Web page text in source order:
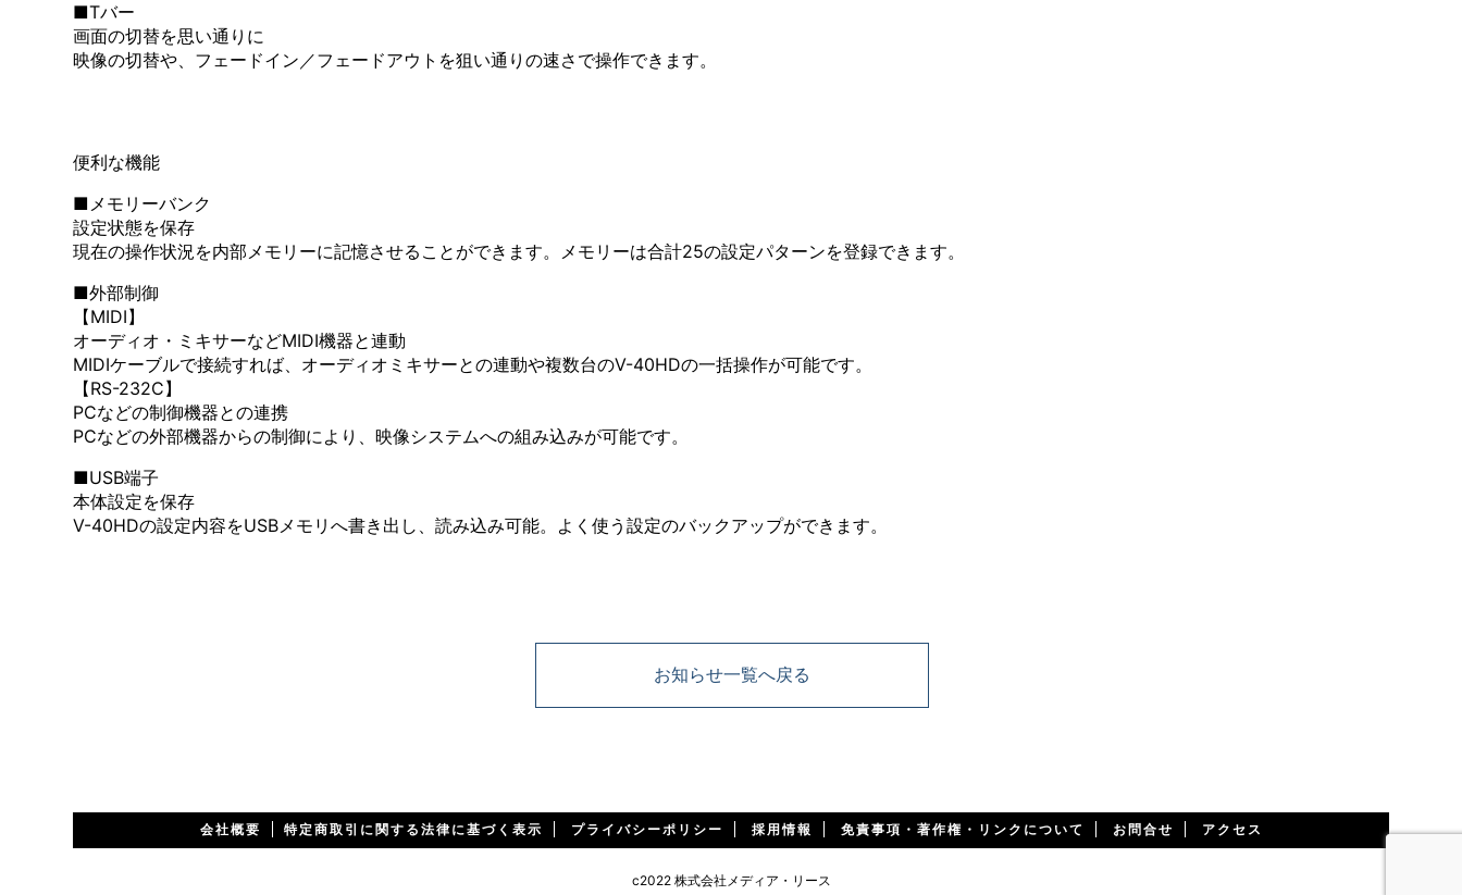
■Tバー
画面の切替を思い通りに
映像の切替や、フェードイン／フェードアウトを狙い通りの速さで操作できます。
便利な機能
■メモリーバンク
設定状態を保存
現在の操作状況を内部メモリーに記憶させることができます。メモリーは合計25の設定パターンを登録できます。
■外部制御
【MIDI】
オーディオ・ミキサーなどMIDI機器と連動
MIDIケーブルで接続すれば、オーディオミキサーとの連動や複数台のV-40HDの一括操作が可能です。
【RS-232C】
PCなどの制御機器との連携
PCなどの外部機器からの制御により、映像システムへの組み込みが可能です。
■USB端子
本体設定を保存
V-40HDの設定内容をUSBメモリへ書き出し、読み込み可能。よく使う設定のバックアップができます。
お知らせ一覧へ戻る
会社概要 特定商取引に関する法律に基づく表示 プライバシーポリシー 採用情報 免責事項・著作権・リンクについて お問合せ アクセス
c2022 株式会社メディア・リース